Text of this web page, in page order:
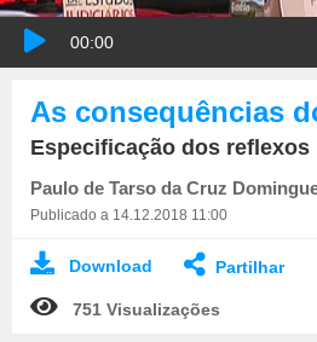
00:00
Especificação dos reflexos processuais da declaração de
Publicado a 14.12.2018 11:00
Download Partilhar
751 Visualizações